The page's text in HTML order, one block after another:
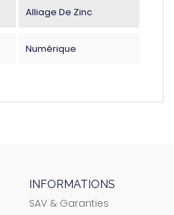
Alliage De Zinc
Numérique
INFORMATIONS
SAV & Garanties